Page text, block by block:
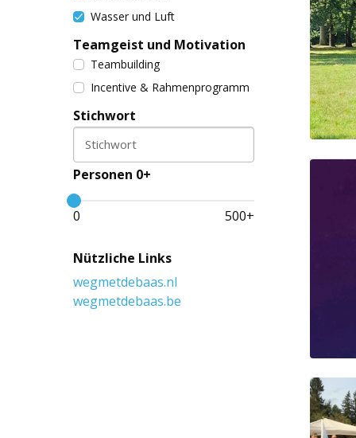
Wasser und Luft
Teamgeist und Motivation
Teambuilding
Incentive & Rahmenprogramm
Stichwort
Stichwort
Personen 0+
0 500+
Nützliche Links
wegmetdebaas.nl
wegmetdebaas.be